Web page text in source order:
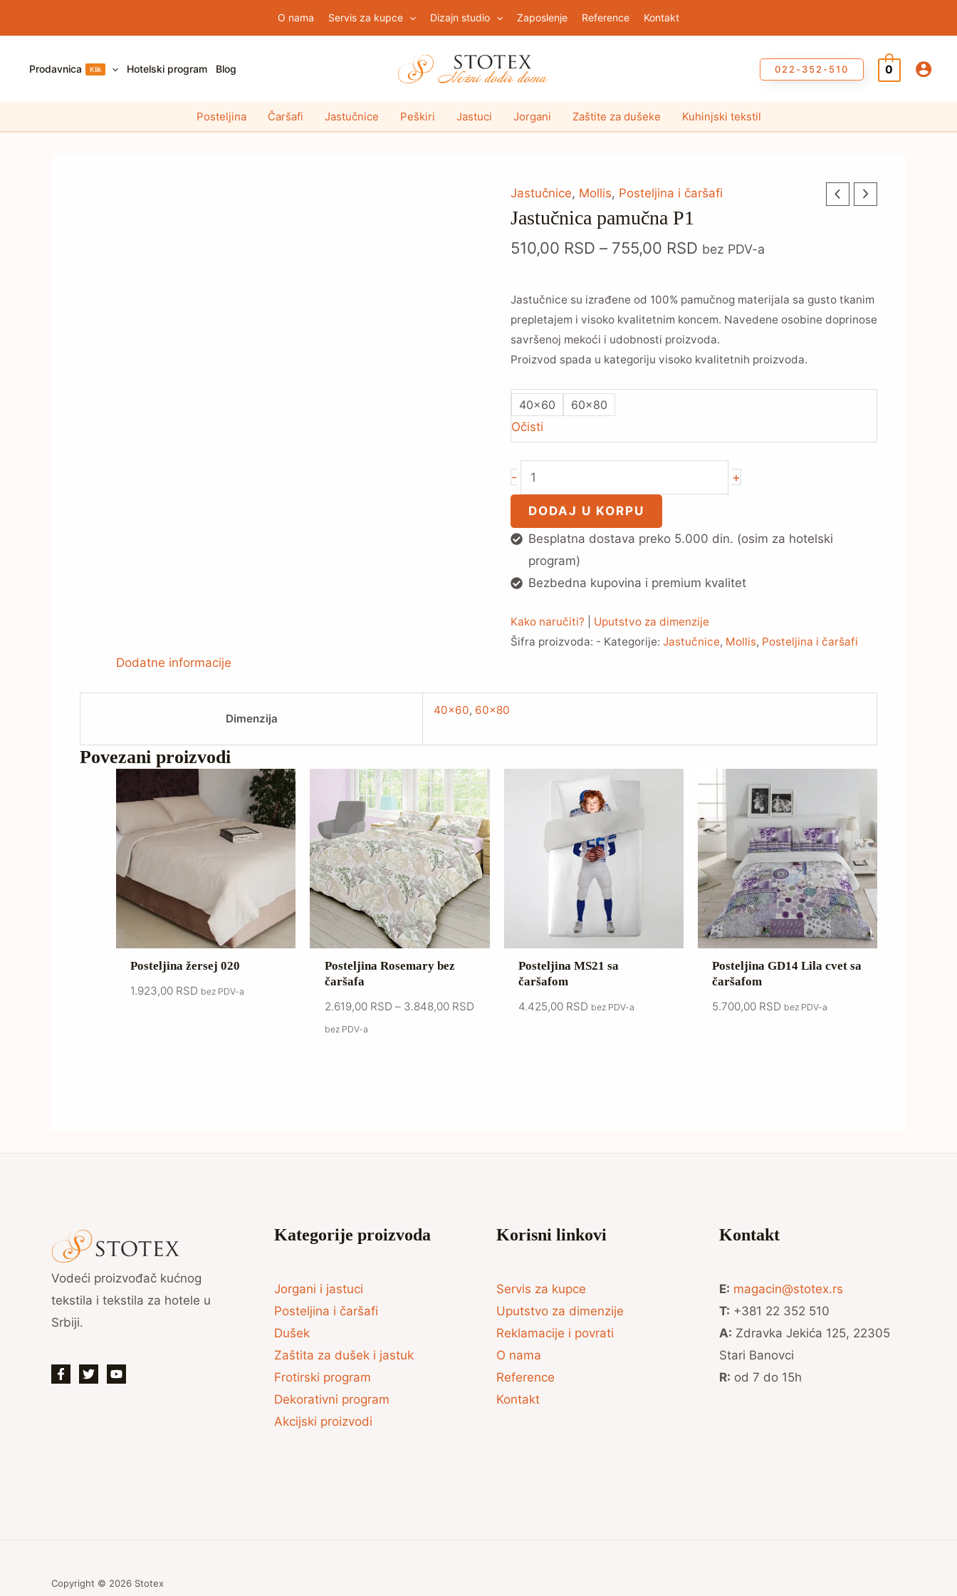
na
O nama Servis za kupce Dizajn studio Zaposlenje Reference Kontakt
Prodavnica Klik Hotelski program Blog 022-352-510 0
Posteljina Čaršafi Jastučnice Peškiri Jastuci Jorgani Zaštite za dušeke Kuhinjski tekstil
Jastučnice, Mollis, Posteljina i čaršafi
Jastučnica pamučna P1
510,00 RSD – 755,00 RSD
Raspon
od
do
755,00 RSD
bez PDV-a
Jastučnice su izrađene od 100% pamučnog materijala sa gusto tkanim
prepletajem i visoko kvalitetnim koncem. Navedene osobine doprinose
savršenoj mekoći i udobnosti proizvoda.
Proizvod spada u kategoriju visoko kvalitetnih proizvoda.
40x60
60x80
Očisti
-
Jastučnica
pamučna
količina
+
DODAJ U KORPU
Besplatna dostava preko 5.000 din. (osim za hotelski
program)
Bezbedna kupovina i premium kvalitet
Kako naručiti?
Uputstvo za dimenzije
Šifra proizvoda: - Kategorije: Jastučnice, Mollis, Posteljina i čaršafi
Dodatne informacije
Dimenzija
40×60, 60×80
Povezani proizvodi
Posteljina žersej 020
1.923,00 RSD bez PDV-a
Posteljina Rosemary bez
čaršafa
2.619,00 RSD – 3.848,00 RSD
Raspon
cena:
od
2.619,00 RSD
do
3.848,00 RSD
bez PDV-a
Posteljina MS21 sa
čaršafom
4.425,00 RSD bez PDV-a
Posteljina GD14 Lila cvet sa
čaršafom
5.700,00 RSD bez PDV-a
Vodeći proizvođač kućnog
tekstila i tekstila za hotele u
Srbiji.
Kategorije proizvoda
Jorgani i jastuci
Posteljina i čaršafi
Dušek
Zaštita za dušek i jastuk
Frotirski program
Dekorativni program
Akcijski proizvodi
Korisni linkovi
Servis za kupce
Uputstvo za dimenzije
Reklamacije i povrati
O nama
Reference
Kontakt
Kontakt
E: magacin@stotex.rs
T: +381 22 352 510
A: Zdravka Jekića 125, 22305
Stari Banovci
R: od 7 do 15h
Copyright © 2026 Stotex